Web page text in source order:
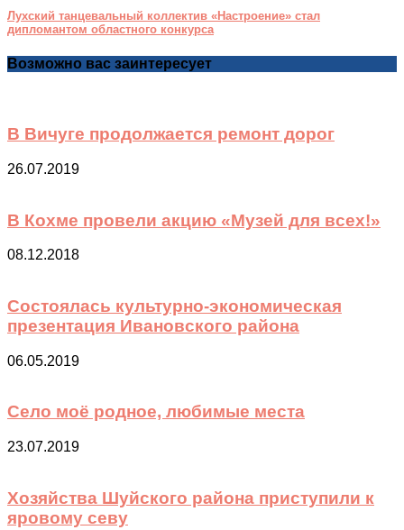
Лухский танцевальный коллектив «Настроение» стал
дипломантом областного конкурса
Возможно вас заинтересует
В Вичуге продолжается ремонт дорог
26.07.2019
В Кохме провели акцию «Музей для всех!»
08.12.2018
Cостоялась культурно-экономическая
презентация Ивановского района
06.05.2019
Село моё родное, любимые места
23.07.2019
Хозяйства Шуйского района приступили к
яровому севу